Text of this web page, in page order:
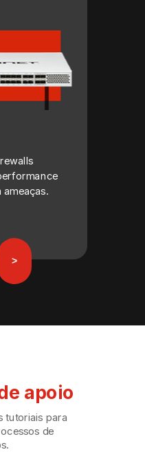
>
apoio
tutoriais para
de